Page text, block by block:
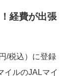
経費が出張
/税込）に登録
イルのJALマイ